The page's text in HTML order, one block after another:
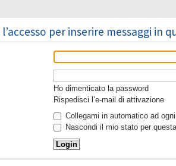
l’accesso per inserire messaggi in
Ho dimenticato la password
Rispedisci l’e-mail di attivazione
Collegami in automatico ad
Nascondi il mio stato per